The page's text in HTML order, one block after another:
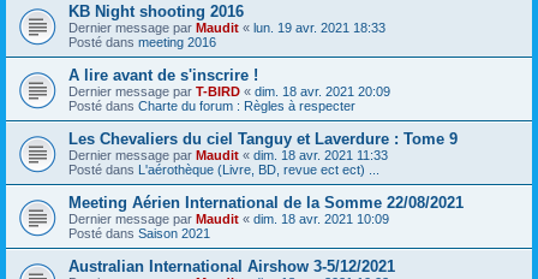
KB Night shooting 2016
Dernier message par Maudit « lun. 19 avr. 2021 18:33
Posté dans meeting 2016
A lire avant de s'inscrire !
Dernier message par T-BIRD « dim. 18 avr. 2021 20:09
Posté dans Charte du forum : Règles à respecter
Les Chevaliers du ciel Tanguy et Laverdure : Tome 9
Dernier message par Maudit « dim. 18 avr. 2021 11:33
Posté dans L'aérothèque (Livre, BD, revue ect ect) ...
Meeting Aérien International de la Somme 22/08/2021
Dernier message par Maudit « dim. 18 avr. 2021 10:09
Posté dans Saison 2021
Australian International Airshow 3-5/12/2021